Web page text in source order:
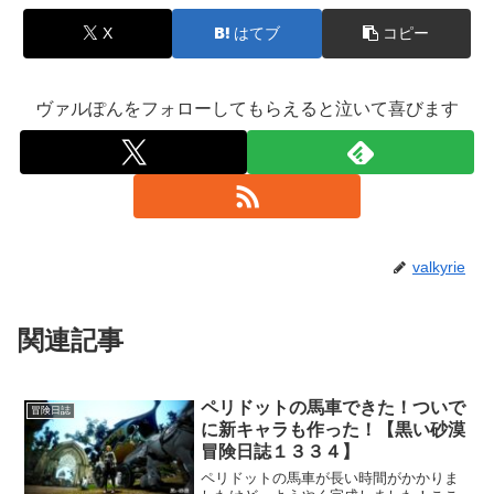
X はてブ コピー
ヴァルぽんをフォローしてもらえると泣いて喜びます
valkyrie
関連記事
冒険日誌
ペリドットの馬車できた！ついで
に新キャラも作った！【黒い砂漠
冒険日誌１３３４】
ペリドットの馬車が長い時間がかかりま